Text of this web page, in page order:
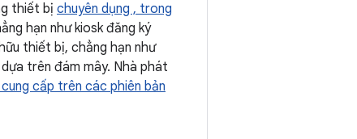
thiết bị chuyên dụng , trong
hạn như kiosk đăng ký
thiết bị, chẳng hạn như
trên đám mây. Nhà phát
cấp trên các phiên bản